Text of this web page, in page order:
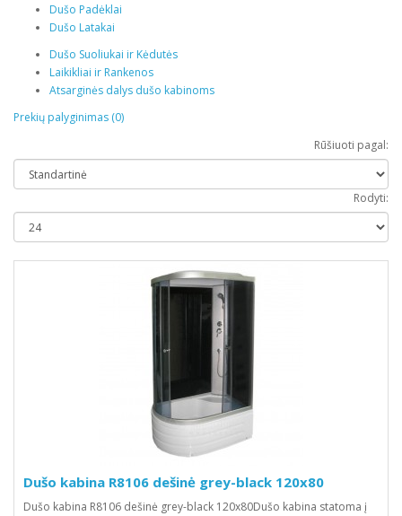
Dušo Padėklai
Dušo Latakai
Dušo Suoliukai ir Kėdutės
Laikikliai ir Rankenos
Atsarginės dalys dušo kabinoms
Prekių palyginimas (0)
Rūšiuoti pagal:
Rodyti:
Dušo kabina R8106 dešinė grey-black 120x80
Dušo kabina R8106 dešinė grey-black 120x80Dušo kabina statoma į